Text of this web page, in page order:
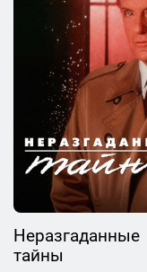
Неразгаданные
тайны